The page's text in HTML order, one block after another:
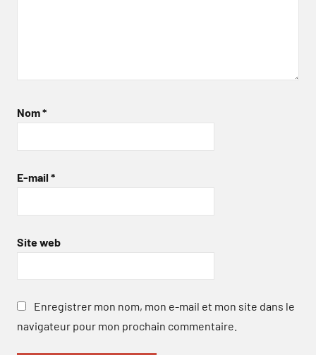
Nom*
E-mail *
Site web
Enregistrer mon nom, mon e-mail et mon site dans le
navigateur pour mon prochain commentaire.